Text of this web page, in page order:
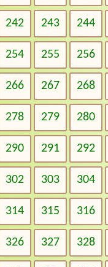
242 243 244
254 255 256
266 267 268
278 279 280
290 291 292
302 303 304
314 315 316
326 327 328